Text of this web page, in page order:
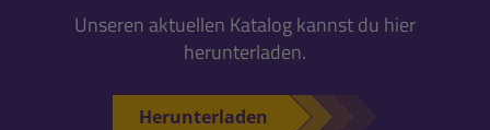
Unseren aktuellen Katalog kannst du hier
herunterladen.
Herunterladen